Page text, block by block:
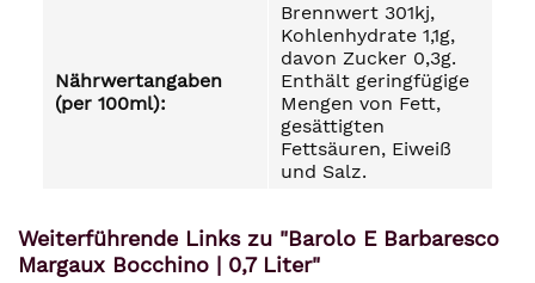
Nährwertangaben
(per 100ml):
Brennwert 301kj,
Kohlenhydrate 1,1g,
davon Zucker 0,3g.
Enthält geringfügige
Mengen von Fett,
gesättigten
Fettsäuren, Eiweiß
und Salz.
Weiterführende Links zu "Barolo E Barbaresco
Margaux Bocchino | 0,7 Liter"